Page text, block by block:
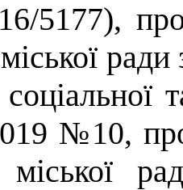
5177),
міської
соціальної
№10,
міської